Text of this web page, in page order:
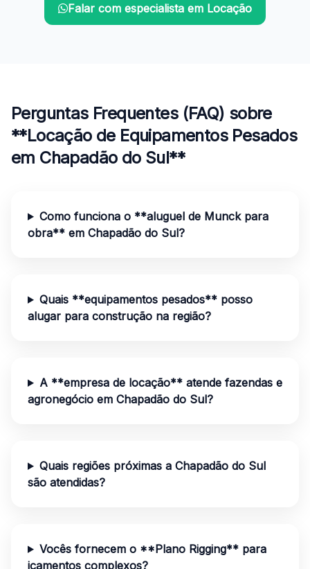
Falar com especialista em Locação
Perguntas Frequentes (FAQ) sobre
**Locação de Equipamentos Pesados
em Chapadão do Sul**
Como funciona o **aluguel de Munck para
obra** em Chapadão do Sul?
Quais **equipamentos pesados** posso
alugar para construção na região?
A **empresa de locação** atende fazendas e
agronegócio em Chapadão do Sul?
Quais regiões próximas a Chapadão do Sul
são atendidas?
Vocês fornecem o **Plano Rigging** para
içamentos complexos?